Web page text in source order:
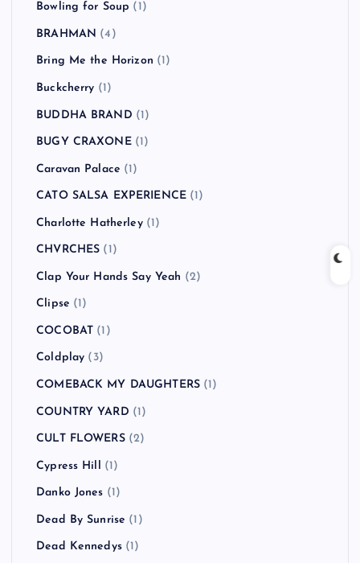
Bowling for Soup (1)
BRAHMAN (4)
Bring Me the Horizon (1)
Buckcherry (1)
BUDDHA BRAND (1)
BUGY CRAXONE(1)
Caravan Palace (1)
CATO SALSA EXPERIENCE (1)
Charlotte Hatherley(1)
CHVRCHES (1)
Clap Your Hands Say Yeah (2)
Clipse (1)
COCOBAT (1)
Coldplay (3)
COMEBACK MY DAUGHTERS (1)
COUNTRY YARD (1)
CULT FLOWERS(2)
Cypress Hill (1)
Danko Jones (1)
Dead By Sunrise (1)
Dead Kennedys(1)